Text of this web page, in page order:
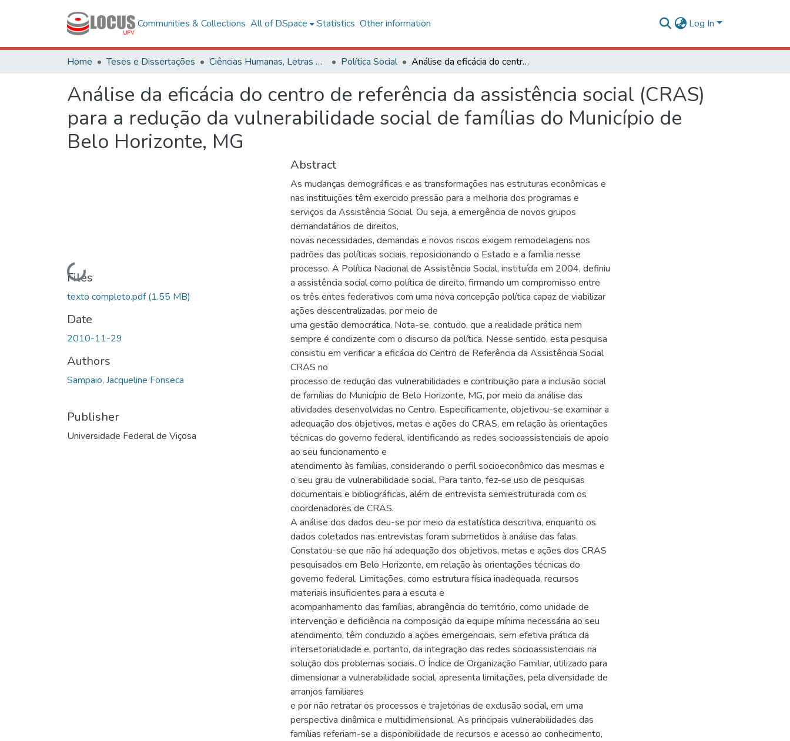
Communities & Collections All of DSpace Statistics Other information Log In
Home Teses e Dissertações Ciências Humanas, Letras e Artes Política Social Análise da eficácia do centro de referência da assistência social (CRAS) para a redução da vulnerabilidade social de famílias do Município de Belo Horizonte, MG
Análise da eficácia do centro de referência da assistência social (CRAS)
para a redução da vulnerabilidade social de famílias do Município de
Belo Horizonte, MG
Loading...
Files
texto completo.pdf(1.55 MB)
Date
2010-11-29
Authors
Sampaio, Jacqueline Fonseca
Publisher
Universidade Federal de Viçosa
Abstract
As mudanças demográficas e as transformações nas estruturas econômicas e
nas instituições têm exercido pressão para a melhoria dos programas e
serviços da Assistência Social. Ou seja, a emergência de novos grupos
demandatários de direitos,
novas necessidades, demandas e novos riscos exigem remodelagens nos
padrões das políticas sociais, reposicionando o Estado e a família nesse
processo. A Política Nacional de Assistência Social, instituída em 2004, definiu
a assistência social como política de direito, firmando um compromisso entre
os três entes federativos com uma nova concepção política capaz de viabilizar
ações descentralizadas, por meio de
uma gestão democrática. Nota-se, contudo, que a realidade prática nem
sempre é condizente com o discurso da política. Nesse sentido, esta pesquisa
consistiu em verificar a eficácia do Centro de Referência da Assistência Social
CRAS no
processo de redução das vulnerabilidades e contribuição para a inclusão social
de famílias do Município de Belo Horizonte, MG, por meio da análise das
atividades desenvolvidas no Centro. Especificamente, objetivou-se examinar a
adequação dos objetivos, metas e ações do CRAS, em relação às orientações
técnicas do governo federal, identificando as redes socioassistenciais de apoio
ao seu funcionamento e
atendimento às famílias, considerando o perfil socioeconômico das mesmas e
o seu grau de vulnerabilidade social. Para tanto, fez-se uso de pesquisas
documentais e bibliográficas, além de entrevista semiestruturada com os
coordenadores de CRAS.
A análise dos dados deu-se por meio da estatística descritiva, enquanto os
dados coletados nas entrevistas foram submetidos à análise das falas.
Constatou-se que não há adequação dos objetivos, metas e ações dos CRAS
pesquisados em Belo Horizonte, em relação às orientações técnicas do
governo federal. Limitações, como estrutura física inadequada, recursos
materiais insuficientes para a escuta e
acompanhamento das famílias, abrangência do território, como unidade de
intervenção e deficiência na composição da equipe mínima necessária ao seu
atendimento, têm conduzido a ações emergenciais, sem efetiva prática da
intersetorialidade e, portanto, da integração das redes socioassistenciais na
solução dos problemas sociais. O Índice de Organização Familiar, utilizado para
dimensionar a vulnerabilidade social, apresenta limitações, pela diversidade de
arranjos familiares
e por não retratar os processos e trajetórias de exclusão social, em uma
perspectiva dinâmica e multidimensional. As principais vulnerabilidades das
famílias referiam-se a disponibilidade de recursos e acesso ao conhecimento,